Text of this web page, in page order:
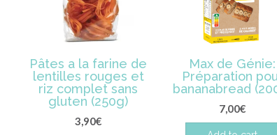
Pâtes a la farine de
lentilles rouges et
riz complet sans
gluten (250g)
3,90€
Max de Génie:
Préparation
bananabread
7,00€